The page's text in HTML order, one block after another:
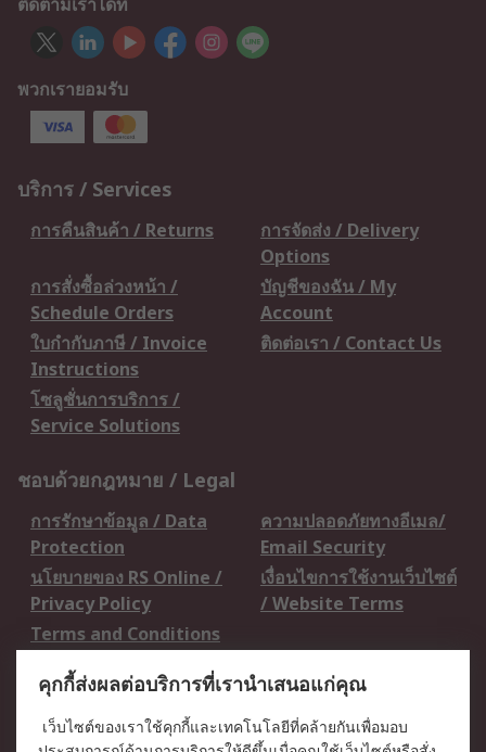
พวกเรายอมรับ
บริการ / Services
การคืนสินค้า / Returns
การจัดส่ง / Delivery
Options
การสั่งซื้อล่วงหน้า /
Schedule Orders
บัญชีของฉัน / My
Account
ใบกำกับภาษี / Invoice
Instructions
ติดต่อเรา / Contact Us
โซลูชั่นการบริการ /
Service Solutions
ชอบด้วยกฎหมาย / Legal
การรักษาข้อมูล / Data
Protection
ความปลอดภัยทางอีเมล/
Email Security
นโยบายของ RS Online /
Privacy Policy
เงื่อนไขการใช้งานเว็บไซต์
/ Website Terms
Terms and Conditions
เกี่ยวกับ RS / About RS
คุกกี้ส่งผลต่อบริการที่เรานำเสนอแก่คุณ
เว็บไซต์ของเราใช้คุกกี้และเทคโนโลยีที่คล้ายกันเพื่อมอบ